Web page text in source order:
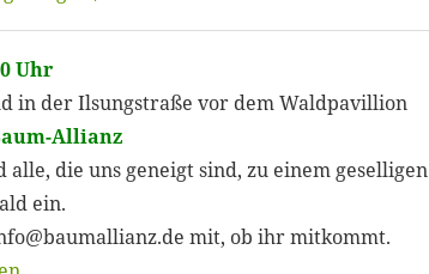
Uhr
in der Ilsungstraße vor dem Waldpavillion
Allianz
die uns geneigt sind, zu einem geselligen
ein.
mit, ob ihr mitkommt.